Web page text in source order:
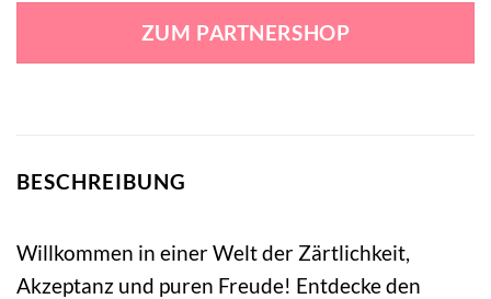
war:
64,99 €
ist:
49,99 €.
ZUM PARTNERSHOP
BESCHREIBUNG
Willkommen in einer Welt der Zärtlichkeit,
Akzeptanz und puren Freude! Entdecke den